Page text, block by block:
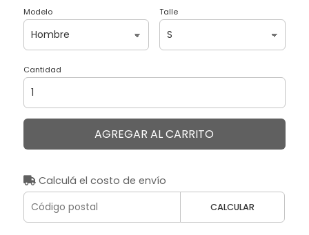
Modelo Talle
Cantidad
AGREGAR AL CARRITO
Calculá el costo de envío
CALCULAR